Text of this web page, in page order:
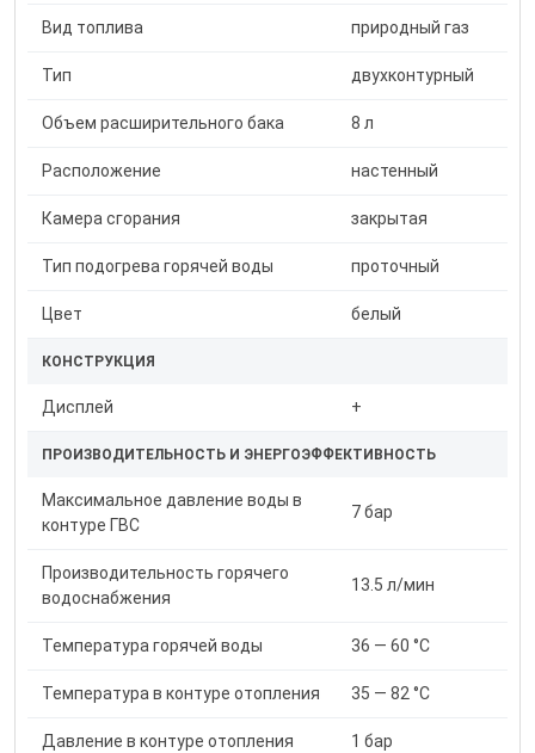
Вид топлива природный газ
Тип двухконтурный
Объем расширительного бака 8 л
Расположение настенный
Камера сгорания закрытая
Тип подогрева горячей воды проточный
Цвет белый
КОНСТРУКЦИЯ
Дисплей +
ПРОИЗВОДИТЕЛЬНОСТЬ И ЭНЕРГОЭФФЕКТИВНОСТЬ
Максимальное давление воды в
контуре ГВС
7 бар
Производительность горячего
водоснабжения
13.5 л/мин
Температура горячей воды 36 — 60 °C
Температура в контуре отопления 35 — 82 °C
Давление в контуре отопления 1 бар